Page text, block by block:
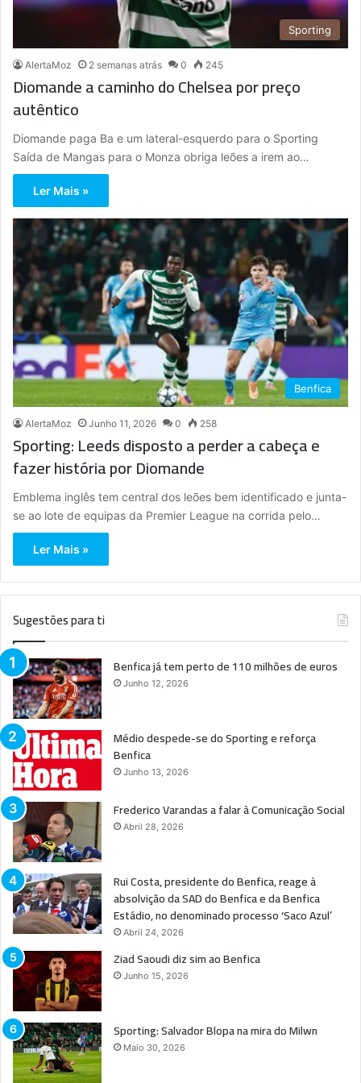
Sporting
AlertaMoz 2 semanas atrás 0 245
Diomande a caminho do Chelsea por preço
autêntico
Diomande paga Ba e um lateral-esquerdo para o Sporting
Saída de Mangas para o Monza obriga leões a irem ao…
Ler Mais »
Benfica
AlertaMoz Junho 11, 2026 0 258
Sporting: Leeds disposto a perder a cabeça e
fazer história por Diomande
Emblema inglês tem central dos leões bem identificado e junta-
se ao lote de equipas da Premier League na corrida pelo…
Ler Mais »
Sugestões para ti
Benfica já tem perto de 110 milhões de euros
Junho 12, 2026
Médio despede-se do Sporting e reforça
Benfica
Junho 13, 2026
Frederico Varandas a falar à Comunicação Social
Abril 28, 2026
Rui Costa, presidente do Benfica, reage à
absolvição da SAD do Benfica e da Benfica
Estádio, no denominado processo ‘Saco Azul’
Abril 24, 2026
Ziad Saoudi diz sim ao Benfica
Junho 15, 2026
Sporting: Salvador Blopa na mira do Milwn
Maio 30, 2026